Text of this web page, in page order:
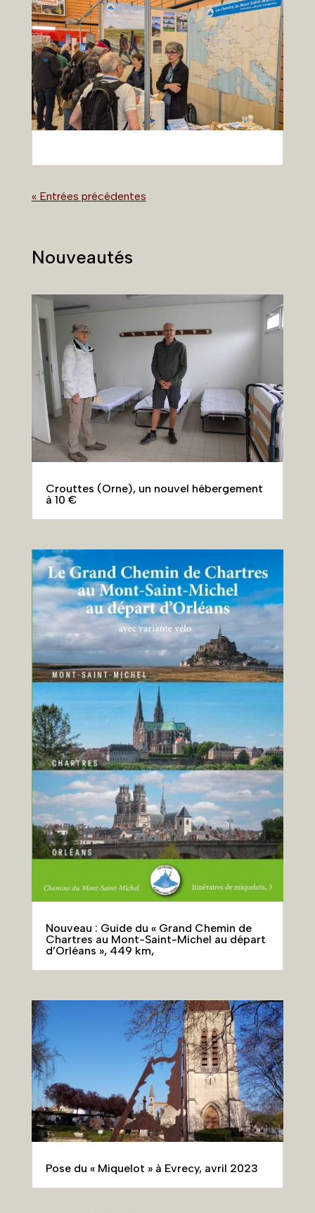
« Entrées précédentes
Nouveautés
Crouttes (Orne), un nouvel hébergement
à 10 €
Nouveau : Guide du « Grand Chemin de
Chartres au Mont-Saint-Michel au départ
d’Orléans », 449 km,
Pose du « Miquelot » à Evrecy, avril 2023